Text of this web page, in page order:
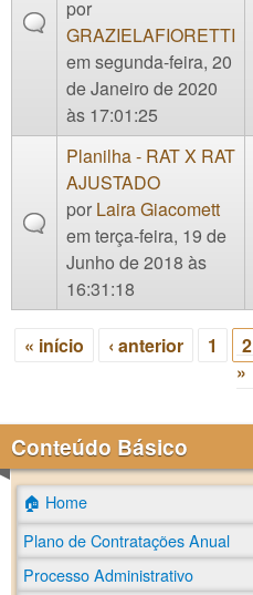
por
GRAZIELAFIORETTI
em segunda-feira, 20
de Janeiro de 2020
às 17:01:25
Planilha - RAT X RAT
AJUSTADO
por Laira Giacomett
em terça-feira, 19 de
Junho de 2018 às
16:31:18
« início ‹ anterior 1 2
»
Conteúdo Básico
🏠 Home
Plano de Contratações Anual
Processo Administrativo